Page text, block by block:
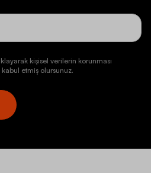
kişisel verilerin korunması
etmiş olursunuz.